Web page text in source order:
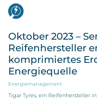
Oktober 2023 –
Reifenhersteller
komprimiertes
Energiequelle
Energiemanagement
Tigar Tyres, ein Reifenhersteller